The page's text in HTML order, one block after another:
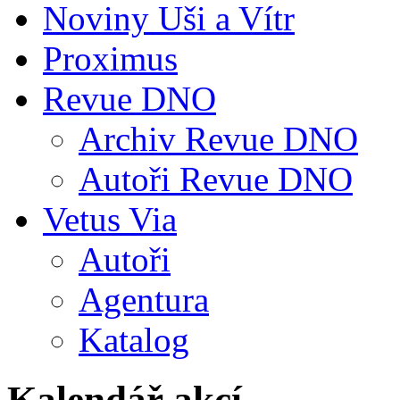
Noviny Uši a Vítr
Proximus
Revue DNO
Archiv Revue DNO
Autoři Revue DNO
Vetus Via
Autoři
Agentura
Katalog